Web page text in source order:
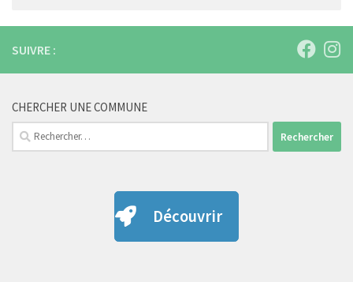
SUIVRE :
CHERCHER UNE COMMUNE
Rechercher :
Découvrir